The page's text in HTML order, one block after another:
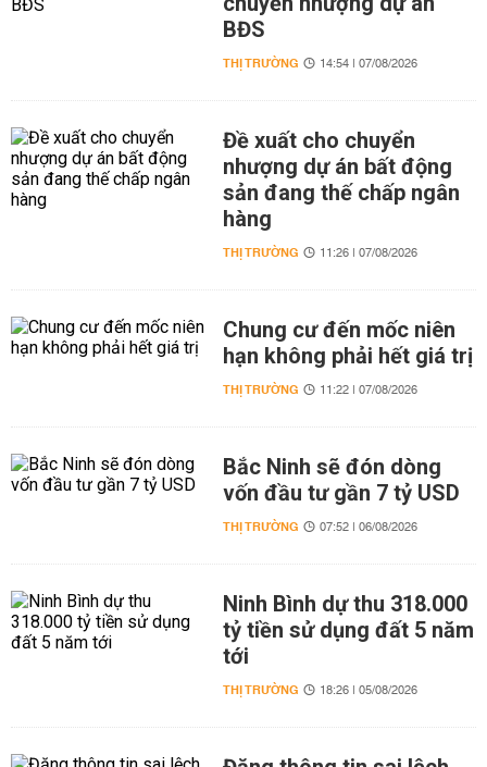
BĐS
THỊ TRƯỜNG 14:54 | 07/08/2026
Đề xuất cho chuyển
nhượng dự án bất động
sản đang thế chấp ngân
hàng
THỊ TRƯỜNG 11:26 | 07/08/2026
Chung cư đến mốc niên
hạn không phải hết giá trị
THỊ TRƯỜNG 11:22 | 07/08/2026
Bắc Ninh sẽ đón dòng
vốn đầu tư gần 7 tỷ USD
THỊ TRƯỜNG 07:52 | 06/08/2026
Ninh Bình dự thu 318.000
tỷ tiền sử dụng đất 5 năm
tới
THỊ TRƯỜNG 18:26 | 05/08/2026